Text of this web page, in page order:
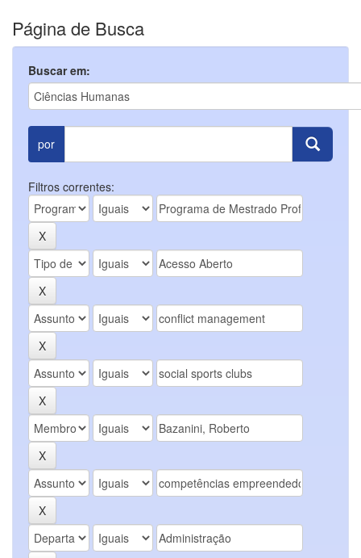
Página de Busca
Buscar em:
por
Filtros correntes: